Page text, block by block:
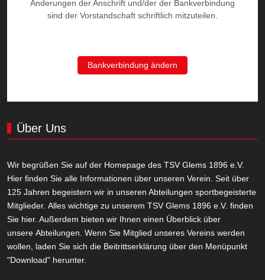
Änderungen der Anschrift und/der der Bankverbindung
sind der Vorstandschaft schriftlich mitzuteilen.
Bankverbindung ändern
Über Uns
Wir begrüßen Sie auf der Homepage des TSV Glems 1896 e.V.
Hier finden Sie alle Informationen über unseren Verein. Seit über
125 Jahren begeistern wir in unseren Abteilungen sportbegeisterte
Mitglieder. Alles wichtige zu unserem TSV Glems 1896 e.V. finden
Sie hier. Außerdem bieten wir Ihnen einen Überblick über
unsere Abteilungen. Wenn Sie Mitglied unseres Vereins werden
wollen, laden Sie sich die Beitrittserklärung über den Menüpunkt
"Download" herunter.